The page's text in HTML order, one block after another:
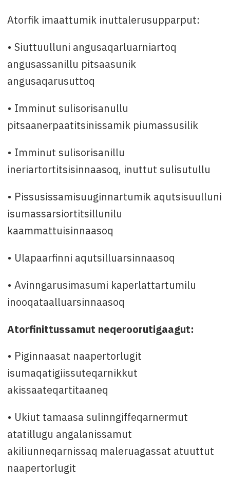
Atorfik imaattumik inuttalerusupparput:
• Siuttuulluni angusaqarluarniartoq
angusassanillu pitsaasunik
angusaqarusuttoq
• Imminut sulisorisanullu
pitsaanerpaatitsinissamik piumassusilik
• Imminut sulisorisanillu
ineriartortitsisinnaasoq, inuttut sulisutullu
• Pissusissamisuuginnartumik aqutsisuulluni
isumassarsiortitsillunilu
kaammattuisinnaasoq
• Ulapaarfinni aqutsilluarsinnaasoq
• Avinngarusimasumi kaperlattartumilu
inooqataalluarsinnaasoq
Atorfinittussamut neqeroorutigaagut:
• Piginnaasat naapertorlugit
isumaqatigiissuteqarnikkut
akissaateqartitaaneq
• Ukiut tamaasa sulinngiffeqarnermut
atatillugu angalanissamut
akiliunneqarnissaq maleruagassat atuuttut
naapertorlugit